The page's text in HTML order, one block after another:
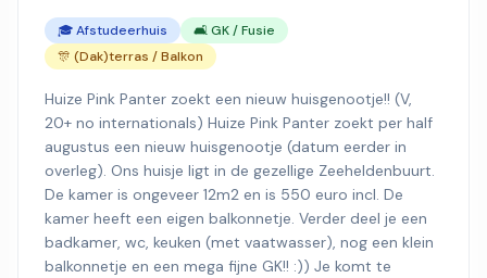
🎓 Afstudeerhuis
🛋️ GK / Fusie
🎊 (Dak)terras / Balkon
Huize Pink Panter zoekt een nieuw huisgenootje!! (V,
20+ no internationals) Huize Pink Panter zoekt per half
augustus een nieuw huisgenootje (datum eerder in
overleg). Ons huisje ligt in de gezellige Zeeheldenbuurt.
De kamer is ongeveer 12m2 en is 550 euro incl. De
kamer heeft een eigen balkonnetje. Verder deel je een
badkamer, wc, keuken (met vaatwasser), nog een klein
balkonnetje en een mega fijne GK!! :)) Je komt te